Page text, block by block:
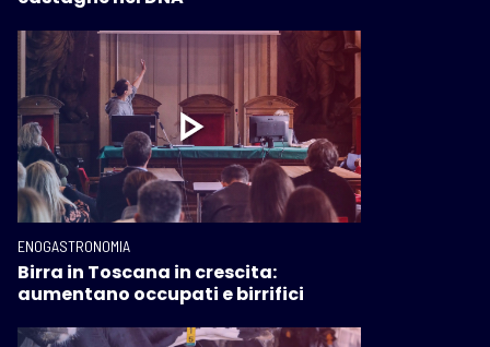
ENOGASTRONOMIA
Birra in Toscana in crescita:
aumentano occupati e birrifici